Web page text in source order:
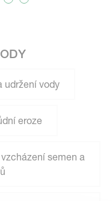
udržení vody
eroze
semen a